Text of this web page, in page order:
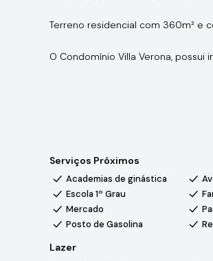
Terreno residencial com 360m² e
O Condomínio Villa Verona,
:
sauna úmida, vestiários, quadra
Serviços Próximos
Academias de ginástica
Escola 1º Grau
Mercado
Posto de Gasolina
Lazer